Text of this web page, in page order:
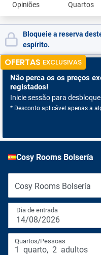
Opiniões Quartos
Bloqueie a reserva
espírito.
OFERTAS EXCLUSIVAS
Não perca os os preços
registados!
Inicie sessão para
* Desconto aplicável apenas a
Cosy Rooms Bolsería
Cosy Rooms Bolsería
Dia de entrada
14/08/2026
Quartos/Pessoas
1 quarto, 2 adultos